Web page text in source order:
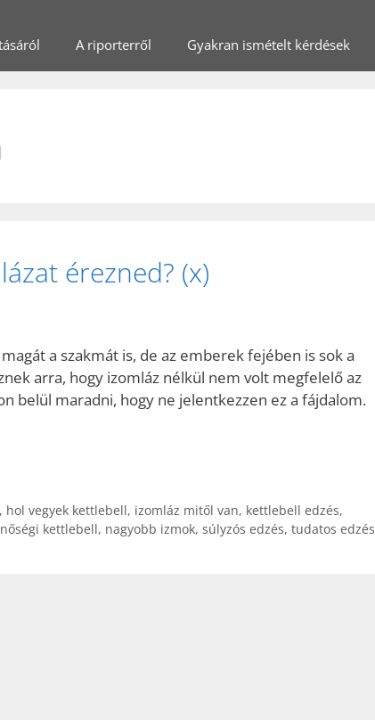
A riporterről Gyakran ismételt kérdések
érezned? (x)
a szakmát is, de az emberek fejében is sok a
arra, hogy izomláz nélkül nem volt megfelelő az
belül maradni, hogy ne jelentkezzen ez a fájdalom.
, hol vegyek kettlebell, izomláz mitől van, kettlebell edzés,
kettlebell, nagyobb izmok, súlyzós edzés, tudatos edzés